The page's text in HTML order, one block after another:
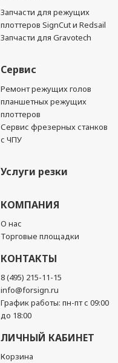
Запчасти для режущих
плоттеров SignCut и Redsail
Запчасти для Gravotech
Сервис
Ремонт режущих голов
планшетных режущих
плоттеров
Сервис фрезерных станков
с ЧПУ
Услуги резки
КОМПАНИЯ
О нас
Торговые площадки
КОНТАКТЫ
8 (495) 215-11-15
info@forsign.ru
График работы: пн-пт с 09:00
до 18:00
ЛИЧНЫЙ КАБИНЕТ
Корзина